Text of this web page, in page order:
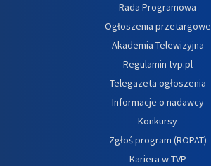
Rada Programowa
Ogłoszenia przetargowe
Akademia Telewizyjna
Regulamin tvp.pl
Telegazeta ogłoszenia
Informacje o nadawcy
Konkursy
Zgłoś program (ROPAT)
Kariera w TVP